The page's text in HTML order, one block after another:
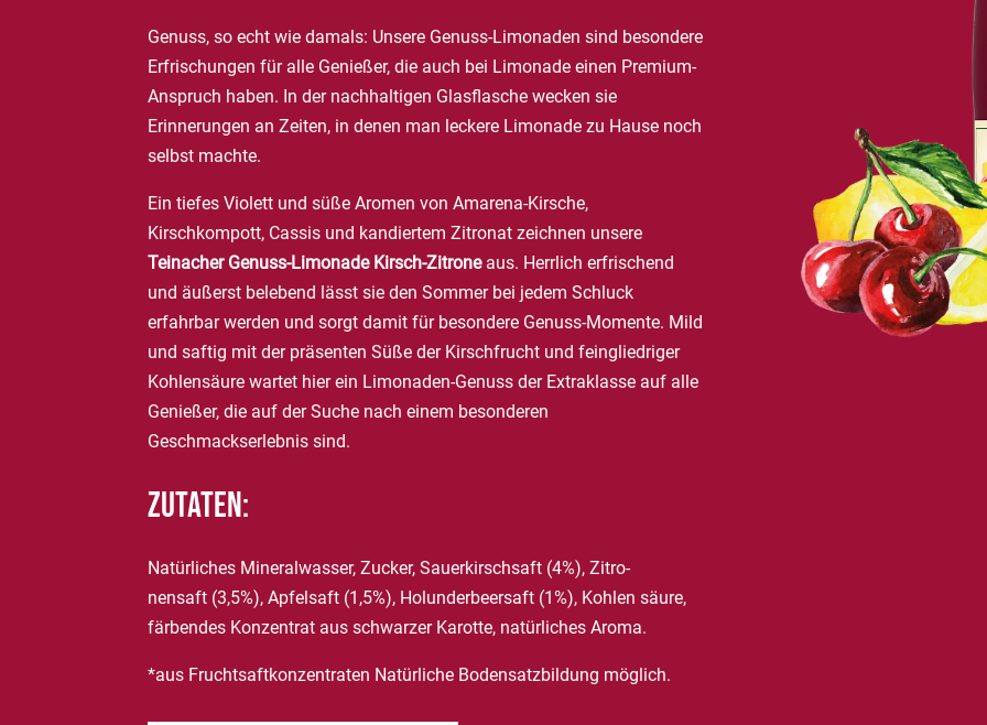
Genuss, so echt wie damals: Unsere Genuss-Limonaden sind besondere
Erfrischungen für alle Genießer, die auch bei Limonade einen Premium-
Anspruch haben. In der nachhaltigen Glasflasche wecken sie
Erinnerungen an Zeiten, in denen man leckere Limonade zu Hause noch
selbst machte.
Ein tiefes Violett und süße Aromen von Amarena-Kirsche,
Kirschkompott, Cassis und kandiertem Zitronat zeichnen unsere
Teinacher Genuss-Limonade Kirsch-Zitroneaus. Herrlich erfrischend
und äußerst belebend lässt sie den Sommer bei jedem Schluck
erfahrbar werden und sorgt damit für besondere Genuss-Momente. Mild
und saftig mit der präsenten Süße der Kirschfrucht und feingliedriger
Kohlensäure wartet hier ein Limonaden-Genuss der Extraklasse auf alle
Genießer, die auf der Suche nach einem besonderen
Geschmackserlebnis sind.
Zutaten:
Natürliches Mineralwasser, Zucker, Sauerkirschsaft (4%), Zitro-
nensaft (3,5%), Apfelsaft (1,5%), Holunderbeersaft (1%), Kohlen säure,
färbendes Konzentrat aus schwarzer Karotte, natürliches Aroma.
*aus Fruchtsaftkonzentraten Natürliche Bodensatzbildung möglich.